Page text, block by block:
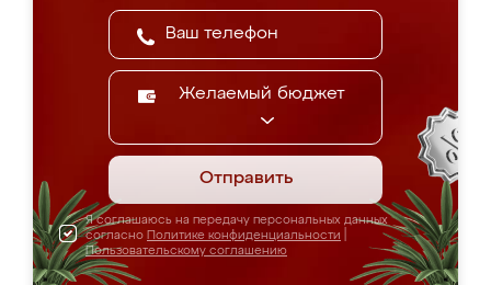
Желаемый бюджет
Отправить
Я соглашаюсь на передачу персональных данных
согласно Политике конфиденциальности
Пользовательскому соглашению